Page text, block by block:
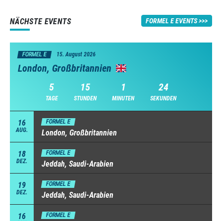
NÄCHSTE EVENTS FORMEL E EVENTS
FORMEL E 15. August 2026
London, Großbritannien
5
TAGE
15
STUNDEN
1
MINUTEN
24
SEKUNDEN
16
AUG.
FORMEL E
London, Großbritannien
18
DEZ.
FORMEL E
Jeddah, Saudi-Arabien
19
DEZ.
FORMEL E
Jeddah, Saudi-Arabien
16 FORMEL E